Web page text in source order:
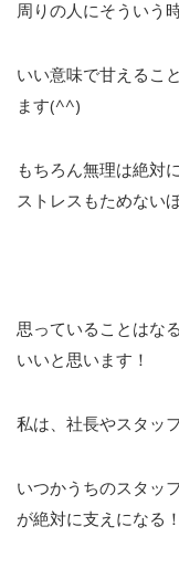
周りの人にそういう
いい意味で甘えるこ
ます(^^)
もちろん無理は絶対
ストレスもためない
思っていることはな
いいと思います！
私は、社長やスタッ
いつかうちのスタッ
が絶対に支えになる